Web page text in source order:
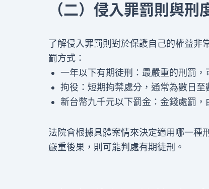
（二）侵入罪罰則與刑
了解侵入罪罰則對於保護自己的權益非
罰方式：
一年以下有期徒刑：最嚴重的刑罰，
拘役：短期拘禁處分，通常為數日至
新台幣九千元以下罰金：金錢處罰
法院會根據具體案情來決定適用哪一種
嚴重後果，則可能判處有期徒刑。